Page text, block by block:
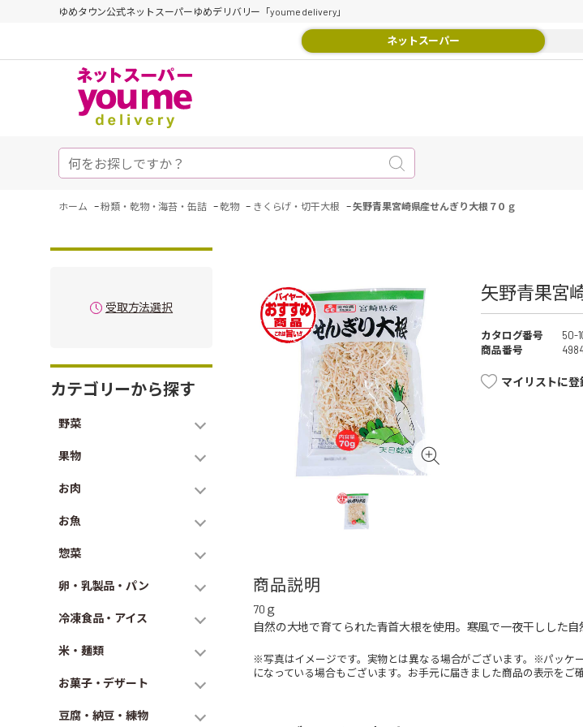
ゆめタウン公式ネットスーパーゆめデリバリー「youme delivery」
ネットスーパー
ホーム -粉類・乾物・海苔・缶詰 -乾物 - きくらげ・切干大根 -矢野青果宮崎県産せんぎり大根７０ｇ
受取方法選択
カテゴリーから探す
野菜
果物
お肉
お魚
惣菜
卵・乳製品・パン
冷凍食品・アイス
米・麺類
お菓子・デザート
豆腐・納豆・練物
矢野青果宮
カタログ番号
50-
商品番号
マイリストに登
商品説明
70ｇ
自然の大地で育てられた青首大根を使用。寒風で一夜干しした
※写真はイメージです。実物とは異なる場合がございます。※パッケ
になっている場合もございます。お手元に届きました商品の表示をご